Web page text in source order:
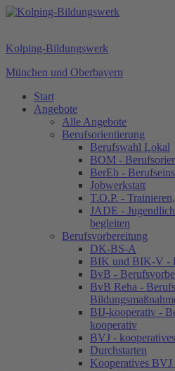
Kolping-Bildungswerk
München und Oberbayern
Start
Angebote
Alle Angebote
Berufsorientierung
Berufswahl Lokal
BOM -
BerEb -
Jobwerkstatt
T.O.P. -
JADE -
begleiten
Berufsvorbereitung
DK-BS-A
BIK und BIK-V -
BvB -
BvB Reha -
BIJ-kooperativ -
kooperativ
BVJ -
Durchstarten
Kooperatives BVJ